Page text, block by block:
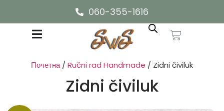
060-355-1616
Почетна/Ručni rad Handmade / Zidni čiviluk
Zidni čiviluk